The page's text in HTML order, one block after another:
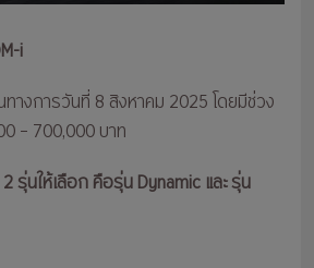
i
ทางการวันที่ 8 สิงหาคม 2025 โดยมีช่วง
– 700,000 บาท
รุ่นให้เลือก คือรุ่น Dynamic และ รุ่น